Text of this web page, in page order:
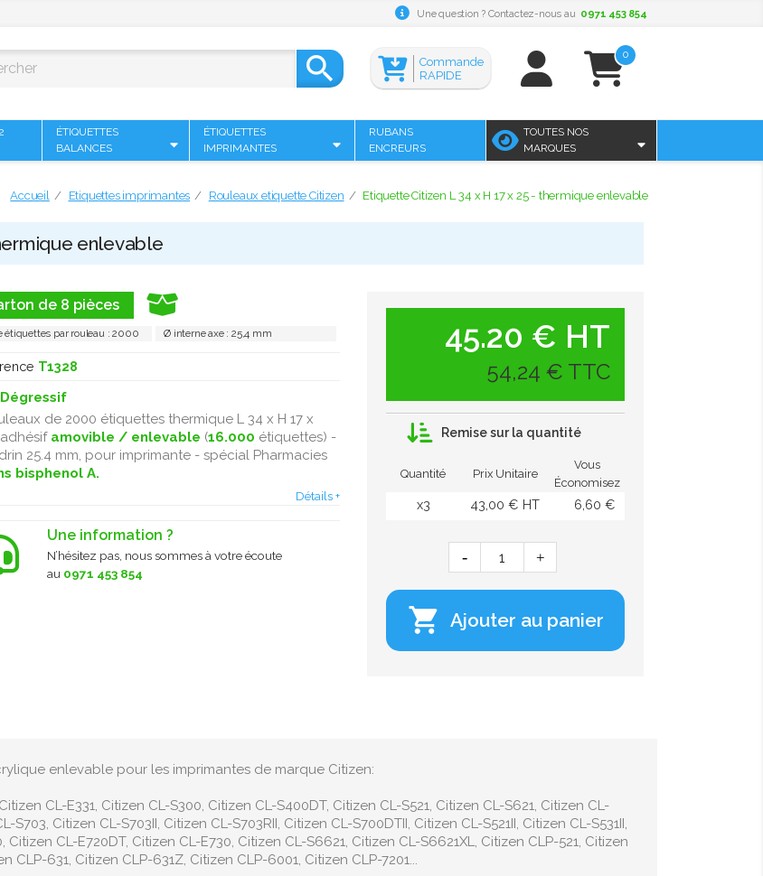
Une question ? Contactez-nous au 0971 453 854
 0
Commande
RAPIDE
ÉTIQUETTES
BALANCES
ÉTIQUETTES
IMPRIMANTES
RUBANS
ENCREURS
TOUTES NOS
MARQUES
Accueil Etiquettes imprimantes Rouleaux etiquette Citizen Etiquette Citizen L 34 x H 17 x 25 - thermique enlevable
enlevable
de 8 pièces
étiquettes par rouleau : 2000 Ø interne axe : 25,4 mm
T1328
de 2000 étiquettes thermique L 34 x H 17 x
amovible / enlevable (16.000 étiquettes) -
25.4 mm, pour imprimante - spécial Pharmacies
bisphenol A.
Détails +
Une information ?
N’hésitez pas, nous sommes à votre écoute
au 0971 453 854
45.20 € HT
54,24 € TTC
Remise sur la quantité
Quantité Prix Unitaire
Vous
Économisez
x3 43,00 € HT 6,60 €
 Ajouter au panier
enlevable pour les imprimantes de marque Citizen:
CL-E331, Citizen CL-S300, Citizen CL-S400DT, Citizen CL-S521, Citizen CL-S621, Citizen CL-
Citizen CL-S703II, Citizen CL-S703RII, Citizen CL-S700DTII, Citizen CL-S521II, Citizen CL-S531II,
Citizen CL-E720DT, Citizen CL-E730, Citizen CL-S6621, Citizen CL-S6621XL, Citizen CLP-521, Citizen
CLP-631, Citizen CLP-631Z, Citizen CLP-6001, Citizen CLP-7201...